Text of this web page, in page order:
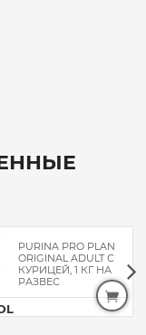
PURINA PRO PLAN
ORIGINAL ADULT С
КУРИЦЕЙ, 1 КГ НА
РАЗВЕС